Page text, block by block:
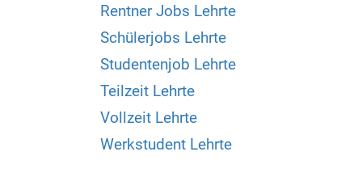
Rentner Jobs Lehrte
Schülerjobs Lehrte
Studentenjob Lehrte
Teilzeit Lehrte
Vollzeit Lehrte
Werkstudent Lehrte